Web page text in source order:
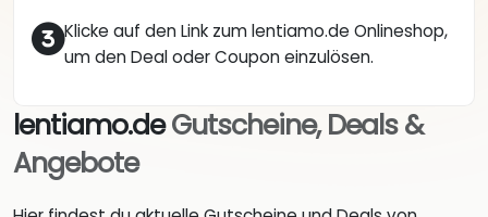
Klicke auf den Link zum lentiamo.de Onlineshop,
um den Deal oder Coupon einzulösen.
lentiamo.deGutscheine, Deals &
Angebote